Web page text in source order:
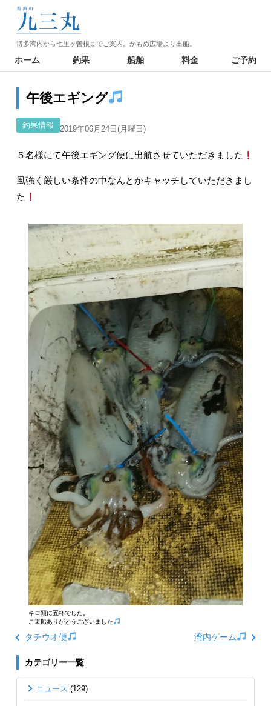
博多湾内から七里ヶ曽根までご案内。かもめ広場より出船。
ホーム 釣果 船舶 料金 ご予約
午後エギング
釣果情報 2019年06月24日(月曜日)
５名様にて午後エギング便に出航させていただきました
風強く厳しい条件の中なんとかキャッチしていただきまし
た
キロ頭に五杯でした。
ご乗船ありがとうございました
タチウオ便 湾内ゲーム
カテゴリー一覧
ニュース (129)